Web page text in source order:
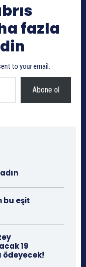
fazla
to your email.
Abone ol
bu eşit
19
ödeyecek!